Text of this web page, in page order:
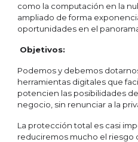
como la computación en la
ampliado de forma
oportunidades en el
Objetivos:
Podemos y debemos
herramientas digitales que
potencien las posibilidades
negocio, sin renunciar a la
La protección total es casi
reduciremos mucho el